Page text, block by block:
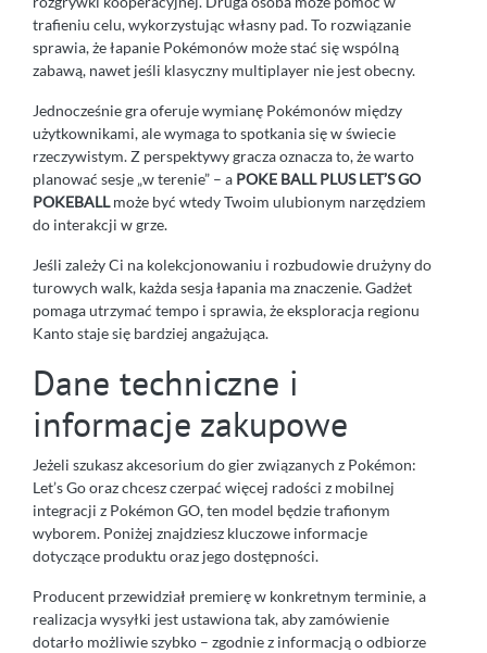
trafieniu celu, wykorzystując własny pad. To rozwiązanie
sprawia, że łapanie Pokémonów może stać się wspólną
zabawą, nawet jeśli klasyczny multiplayer nie jest obecny.
Jednocześnie gra oferuje wymianę Pokémonów między
użytkownikami, ale wymaga to spotkania się w świecie
rzeczywistym. Z perspektywy gracza oznacza to, że warto
planować sesje „w terenie” – a POKE BALL PLUS LET’S GO
POKEBALLmoże być wtedy Twoim ulubionym narzędziem
do interakcji w grze.
Jeśli zależy Ci na kolekcjonowaniu i rozbudowie drużyny do
turowych walk, każda sesja łapania ma znaczenie. Gadżet
pomaga utrzymać tempo i sprawia, że eksploracja regionu
Kanto staje się bardziej angażująca.
Dane techniczne i
informacje zakupowe
Jeżeli szukasz akcesorium do gier związanych z Pokémon:
Let’s Go oraz chcesz czerpać więcej radości z mobilnej
integracji z Pokémon GO, ten model będzie trafionym
wyborem. Poniżej znajdziesz kluczowe informacje
dotyczące produktu oraz jego dostępności.
Producent przewidział premierę w konkretnym terminie, a
realizacja wysyłki jest ustawiona tak, aby zamówienie
dotarło możliwie szybko – zgodnie z informacją o odbiorze